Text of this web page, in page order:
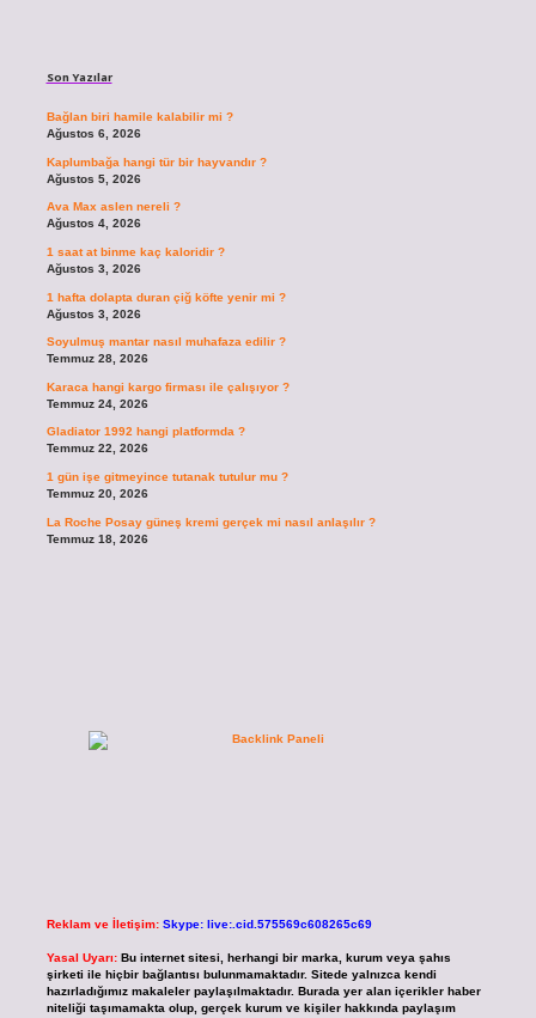
Son Yazılar
Bağlan biri hamile kalabilir mi ?
Ağustos 6, 2026
Kaplumbağa hangi tür bir hayvandır ?
Ağustos 5, 2026
Ava Max aslen nereli ?
Ağustos 4, 2026
1 saat at binme kaç kaloridir ?
Ağustos 3, 2026
1 hafta dolapta duran çiğ köfte yenir mi ?
Ağustos 3, 2026
Soyulmuş mantar nasıl muhafaza edilir ?
Temmuz 28, 2026
Karaca hangi kargo firması ile çalışıyor ?
Temmuz 24, 2026
Gladiator 1992 hangi platformda ?
Temmuz 22, 2026
1 gün işe gitmeyince tutanak tutulur mu ?
Temmuz 20, 2026
La Roche Posay güneş kremi gerçek mi nasıl anlaşılır ?
Temmuz 18, 2026
Reklam ve İletişim: Skype: live:.cid.575569c608265c69
Yasal Uyarı: Bu internet sitesi, herhangi bir marka, kurum veya şahıs
şirketi ile hiçbir bağlantısı bulunmamaktadır. Sitede yalnızca kendi
hazırladığımız makaleler paylaşılmaktadır. Burada yer alan içerikler haber
niteliği taşımamakta olup, gerçek kurum ve kişiler hakkında paylaşım